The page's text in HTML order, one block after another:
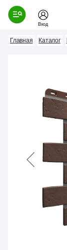
Вход
Главная Каталог